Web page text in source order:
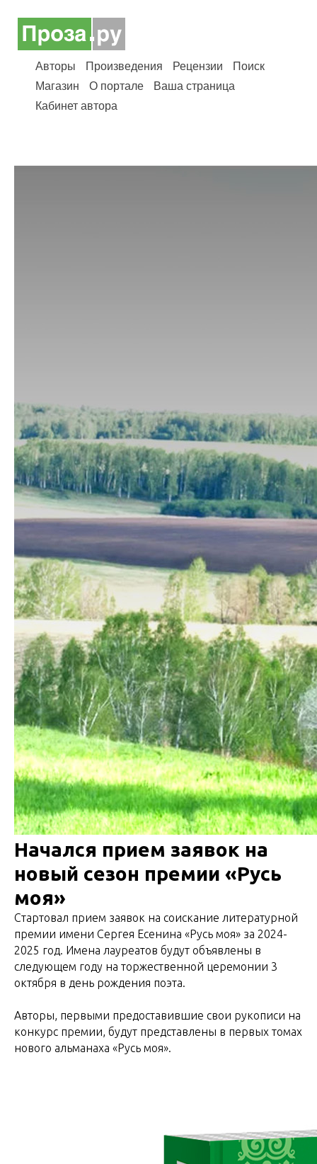
Авторы Произведения Рецензии
Поиск
Магазин
О портале
Ваша страница
Кабинет автора
Начался прием заявок на
новый сезон премии «Русь
моя»
Стартовал прием заявок на соискание литературной
премии имени Сергея Есенина «Русь моя» за 2024-
2025 год. Имена лауреатов будут объявлены в
следующем году на торжественной церемонии 3
октября в день рождения поэта.
Авторы, первыми предоставившие свои рукописи на
конкурс премии, будут представлены в первых томах
нового альманаха «Русь моя».